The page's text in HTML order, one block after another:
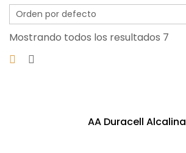
Mostrando todos los resultados 7
AA Duracell Alcalina